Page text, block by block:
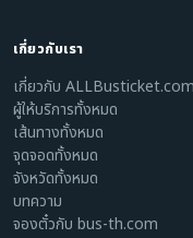
เกี่ยวกับเรา
เกี่ยวกับ ALLBusticket.com
ผู้ให้บริการทั้งหมด
เส้นทางทั้งหมด
จุดจอดทั้งหมด
จังหวัดทั้งหมด
บทความ
จองตั๋วกับ bus-th.com